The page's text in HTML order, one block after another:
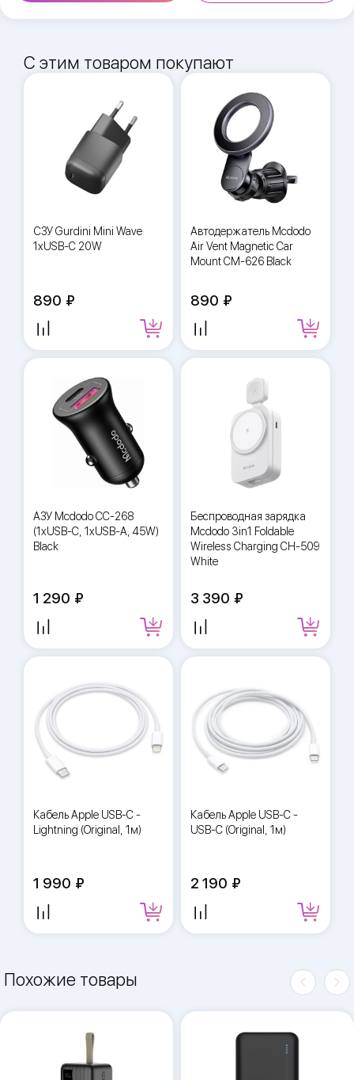
С этим товаром покупают
СЗУ Gurdini Mini Wave
1xUSB-C 20W
890
Автодержатель Mcdodo
Air Vent Magnetic Car
Mount CM-626 Black
890
АЗУ Mcdodo CC-268
(1xUSB-C, 1xUSB-A, 45W)
Black
1 290
Беспроводная зарядка
Mcdodo 3in1 Foldable
Wireless Charging CH-509
White
3 390
Кабель Apple USB-C -
Lightning (Original, 1м)
1 990
Кабель Apple USB-C -
USB-C (Original, 1м)
2 190
Похожие товары